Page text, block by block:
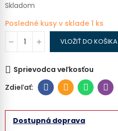
Skladom
Posledné kusy v sklade 1 ks
VLOŽIŤ DO KOŠIKA
Sprievodca veľkosťou
Dostupná doprava